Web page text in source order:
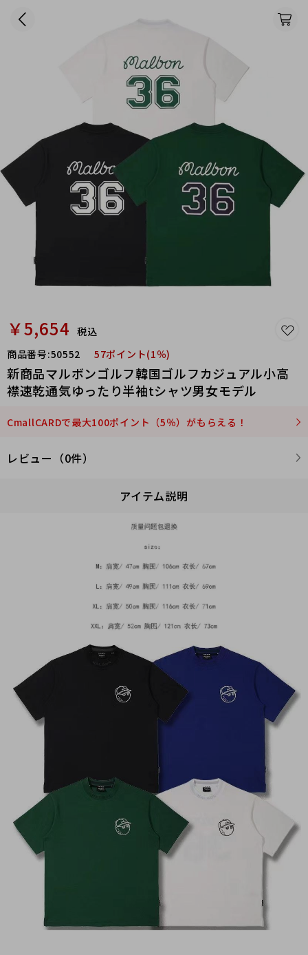
￥5,654 税込
商品番号:50552 57ポイント(1％)
新商品マルボンゴルフ韓国ゴルフカジュアル小高
襟速乾通気ゆったり半袖tシャツ男女モデル
CmallCARDで最大100ポイント（5％）がもらえる！
レビュー（0件）
アイテム説明